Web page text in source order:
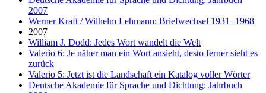
2007
Werner Kraft / Wilhelm Lehmann: Briefwechsel 1931−1968
2007
William J. Dodd: Jedes Wort wandelt die Welt
Valerio 6: Je näher man ein Wort ansieht, desto ferner sieht es
zurück
Valerio 5: Jetzt ist die Landschaft ein Katalog voller Wörter
Deutsche Akademie für Sprache und Dichtung: Jahrbuch